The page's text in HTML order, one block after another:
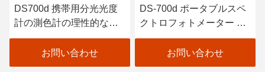
DS700d 携帯用分光光度
計の測色計の理性的な自
動口径測定の高い反射率
お問い合わせ
DS-700d ポータブルスペ
クトロフォトメーター カ
ラーメーター 30+ 測定パ
ラメーター 37 評価光源
お問い合わせ